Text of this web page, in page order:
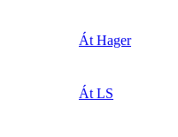
Át Hager
Át LS